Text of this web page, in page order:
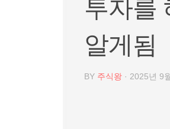
투자를
알게됨
BY 주식왕 · 2025년 9